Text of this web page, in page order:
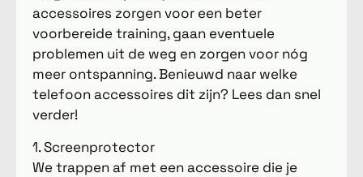
accessoires zorgen voor een beter
voorbereide training, gaan eventuele
problemen uit de weg en zorgen voor nóg
meer ontspanning. Benieuwd naar welke
telefoon accessoires dit zijn? Lees dan snel
verder!
1. Screenprotector
We trappen af met een accessoire die je